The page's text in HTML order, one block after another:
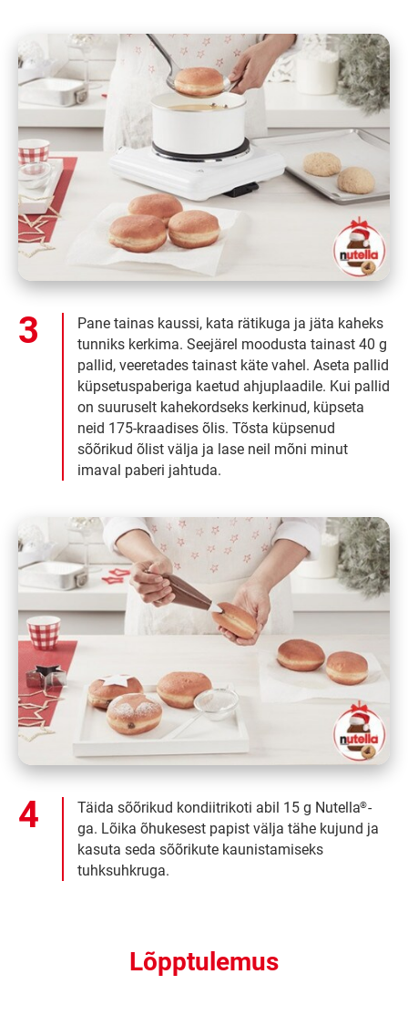
Pane tainas kaussi, kata rätikuga ja jäta kaheks
tunniks kerkima. Seejärel moodusta tainast 40 g
pallid, veeretades tainast käte vahel. Aseta pallid
küpsetuspaberiga kaetud ahjuplaadile. Kui pallid
on suuruselt kahekordseks kerkinud, küpseta
neid 175-kraadises õlis. Tõsta küpsenud
sõõrikud õlist välja ja lase neil mõni minut
imaval paberi jahtuda.
Täida sõõrikud kondiitrikoti abil 15 g Nutella®-
ga. Lõika õhukesest papist välja tähe kujund ja
kasuta seda sõõrikute kaunistamiseks
tuhksuhkruga.
Lõpptulemus